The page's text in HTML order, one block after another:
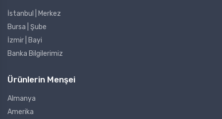
İstanbul | Merkez
Bursa | Şube
İzmir | Bayi
Banka Bilgilerimiz
Ürünlerin Menşei
Almanya
Amerika